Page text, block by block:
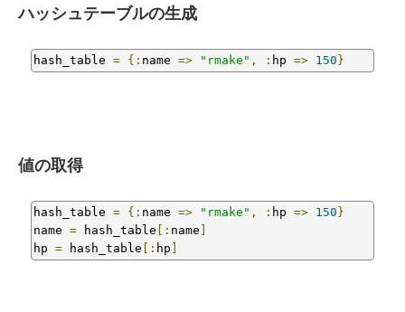
ハッシュテーブルの生成
hash_table = {: name => "rmake" , : hp => 150 }
値の取得
hash_table = {: name => "rmake" , : hp => 150 }
name = hash_table [: name
hp = hash_table [: hp